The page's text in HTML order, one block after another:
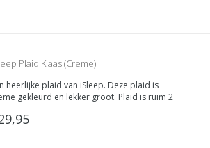
is van super zachte Teddy stof.
Plaid Klaas (Creme)
heerlijke plaid van iSleep. Deze plaid is
gekleurd en lekker groot. Plaid is ruim 2
lang waardoor je jezelf van top tot teen
bedekken met deze heerlijk zachte deken.
binnenkant is van super zachte Teddy stof.